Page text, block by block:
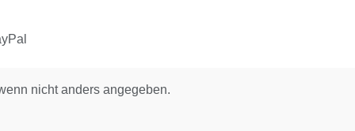
nicht anders angegeben.